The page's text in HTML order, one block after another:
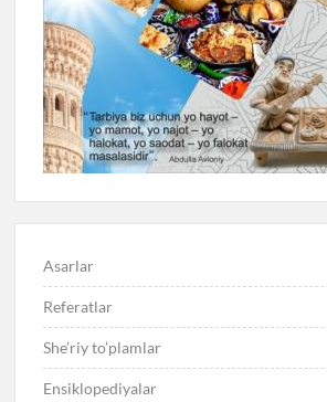
Asarlar
Referatlar
She’riy to’plamlar
Ensiklopediyalar